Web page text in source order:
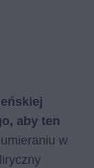
aby ten
w